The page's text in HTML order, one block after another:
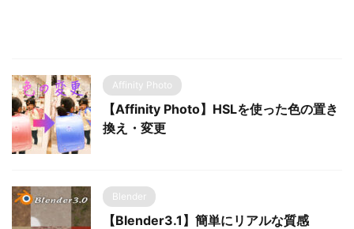
Affinity Photo
【Affinity Photo】HSLを使った色の置き
換え・変更
Blender
【Blender3.1】簡単にリアルな質感